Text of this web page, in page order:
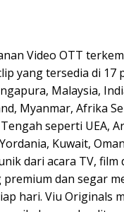
Video OTT
yang tersedia di 17
Malaysia,
Myanmar, Afrika
seperti UEA,
Kuwait,
dari acara TV, film
premium dan segar
hari. Viu Originals